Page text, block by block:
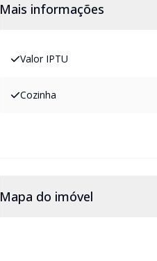
Mais informações
Valor IPTU
Cozinha
Mapa do imóvel